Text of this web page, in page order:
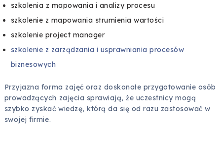
szkolenia z mapowania i analizy procesu
szkolenie z mapowania strumienia wartości
szkolenie project manager
szkolenie z zarządzania i usprawniania procesów
biznesowych
Przyjazna forma zajęć oraz doskonałe przygotowanie osób
prowadzących zajęcia sprawiają, że uczestnicy mogą
szybko zyskać wiedzę, którą da się od razu zastosować w
swojej firmie.